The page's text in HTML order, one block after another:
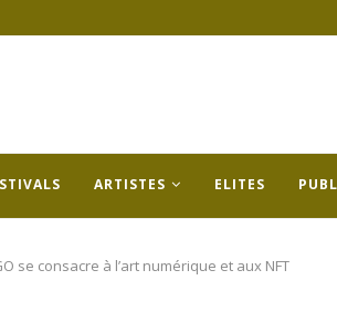
ARTISTES ELITES
se consacre à l’art numérique et aux NFT